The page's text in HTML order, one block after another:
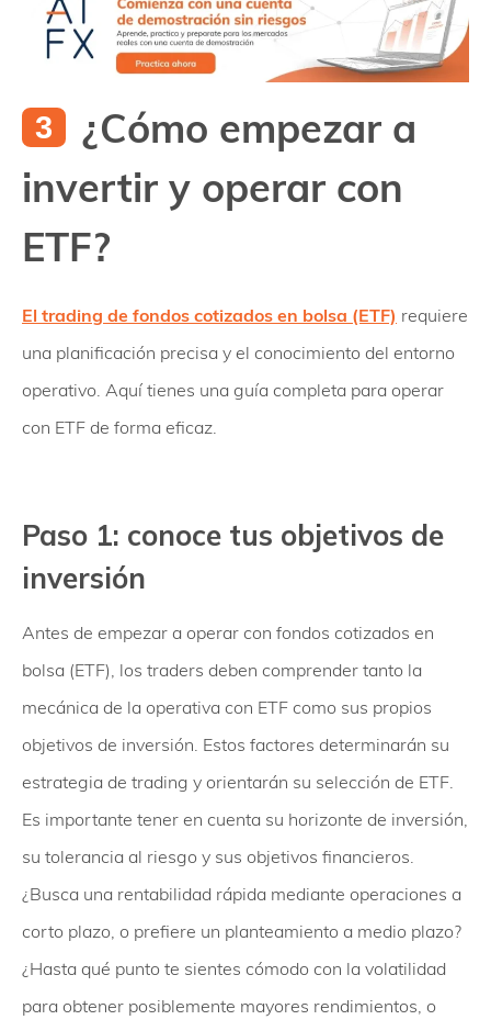
¿Cómo empezar a
invertir y operar con
ETF?
El trading de fondos cotizados en bolsa (ETF) requiere
una planificación precisa y el conocimiento del entorno
operativo. Aquí tienes una guía completa para operar
con ETF de forma eficaz.
Paso 1: conoce tus objetivos de
inversión
Antes de empezar a operar con fondos cotizados en
bolsa (ETF), los traders deben comprender tanto la
mecánica de la operativa con ETF como sus propios
objetivos de inversión. Estos factores determinarán su
estrategia de trading y orientarán su selección de ETF.
Es importante tener en cuenta su horizonte de inversión,
su tolerancia al riesgo y sus objetivos financieros.
¿Busca una rentabilidad rápida mediante operaciones a
corto plazo, o prefiere un planteamiento a medio plazo?
¿Hasta qué punto te sientes cómodo con la volatilidad
para obtener posiblemente mayores rendimientos, o